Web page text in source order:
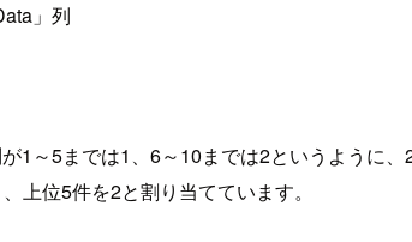
」列
～5までは1、6～10までは2というように
上位5件を2と割り当てています。